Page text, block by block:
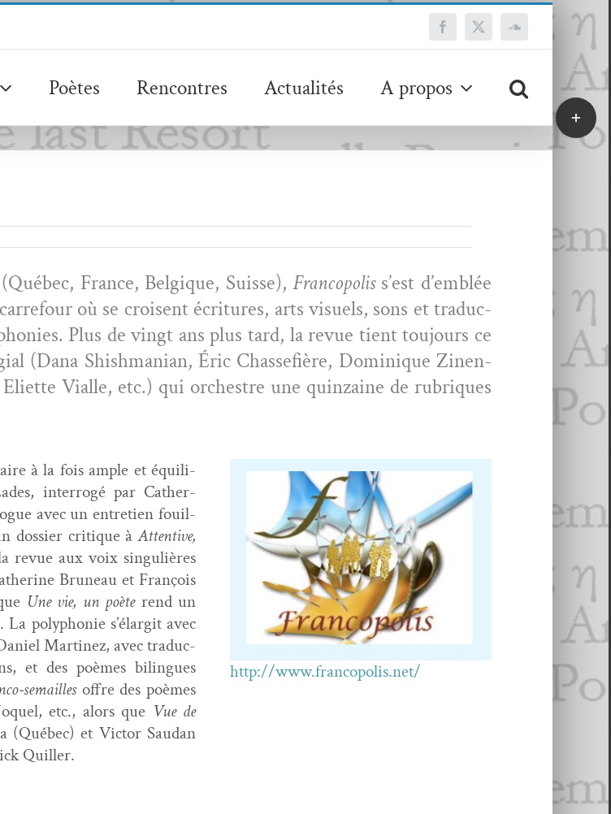
Facebook
X SoundCloud
Poètes Rencontres Actualités A propos
France, Bel­gique, Suisse), Fran­copo­liss’est d’emblée
où se croisent écri­t­ures, arts visuels, sons et tra­duc­
Plus de vingt ans plus tard, la revue tient tou­jours ce
(Dana Shish­man­ian, Éric Chas­se­fière, Dominique Zinen­
Vialle, etc.) qui orchestre une quin­zaine de rubriques
à la fois ample et équili­
inter­rogé par Cather­
avec un entre­tien fouil­
dossier cri­tique àAtten­tive,
revue aux voix sin­gulières
Bruneau et François
Une vie, un poèterend un
La poly­phonie s’élargit avec
Mar­tinez, avec tra­duc­
et des poèmes bilingues
offre des poèmes
etc., alors que Vue de
(Québec) et Vic­tor Saudan
Quiller.
http://www.francopolis.net/
Bascule
de
la
barre